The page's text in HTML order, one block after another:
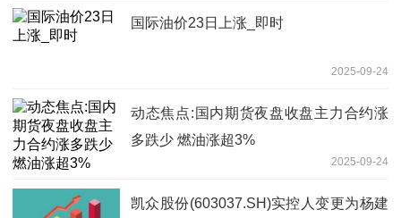
国际油价23日上涨_即时
2025-09-24
动态焦点:国内期货夜盘收盘主力合约涨
多跌少 燃油涨超3%
2025-09-24
凯众股份(603037.SH)实控人变更为杨建